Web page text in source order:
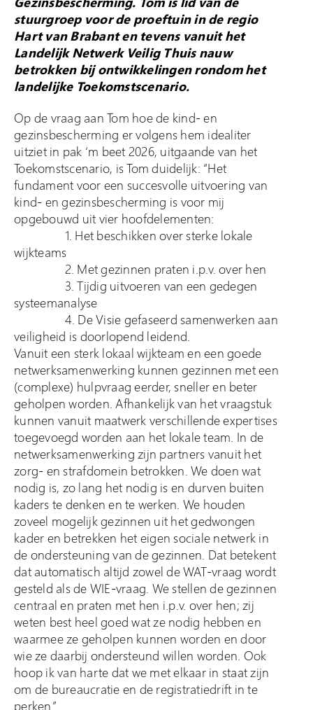
stuurgroep voor de proeftuin in de regio
Hart van Brabant en tevens vanuit het
Landelijk Netwerk Veilig Thuis nauw
betrokken bij ontwikkelingen rondom het
landelijke Toekomstscenario.
Op de vraag aan Tom hoe de kind- en
gezinsbescherming er volgens hem idealiter
uitziet in pak ‘m beet 2026, uitgaande van het
Toekomstscenario, is Tom duidelijk: “Het
fundament voor een succesvolle uitvoering van
kind- en gezinsbescherming is voor mij
opgebouwd uit vier hoofdelementen:
1. Het beschikken over sterke lokale
wijkteams
2. Met gezinnen praten i.p.v. over hen
3. Tijdig uitvoeren van een gedegen
systeemanalyse
4. De Visie gefaseerd samenwerken aan
veiligheid is doorlopend leidend.
Vanuit een sterk lokaal wijkteam en een goede
netwerksamenwerking kunnen gezinnen met een
(complexe) hulpvraag eerder, sneller en beter
geholpen worden. Afhankelijk van het vraagstuk
kunnen vanuit maatwerk verschillende expertises
toegevoegd worden aan het lokale team. In de
netwerksamenwerking zijn partners vanuit het
zorg- en strafdomein betrokken. We doen wat
nodig is, zo lang het nodig is en durven buiten
kaders te denken en te werken. We houden
zoveel mogelijk gezinnen uit het gedwongen
kader en betrekken het eigen sociale netwerk in
de ondersteuning van de gezinnen. Dat betekent
dat automatisch altijd zowel de WAT-vraag wordt
gesteld als de WIE-vraag. We stellen de gezinnen
centraal en praten met hen i.p.v. over hen; zij
weten best heel goed wat ze nodig hebben en
waarmee ze geholpen kunnen worden en door
wie ze daarbij ondersteund willen worden. Ook
hoop ik van harte dat we met elkaar in staat zijn
om de bureaucratie en de registratiedrift in te
perken.”